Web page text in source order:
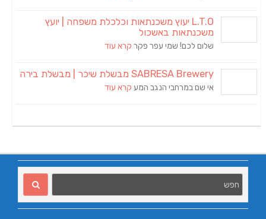
L.T.O יעוץ משכנתאות וכלכלת משפחה | יועץ
משכנתאות באשכול
שלום לכם! שמי עפר פקר קרא עוד
SABRESA Brewery מבשלת שיכר | מבשלת בירה
אי שם במרחבי הנגב המע קרא עוד